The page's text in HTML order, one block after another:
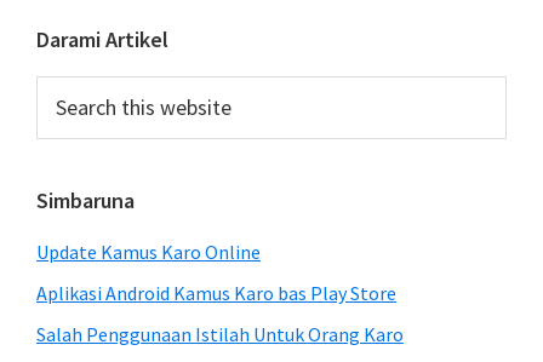
Primary
Sidebar
Darami Artikel
this
Simbaruna
Update Kamus Karo Online
Aplikasi Android Kamus Karo bas Play Store
Salah Penggunaan Istilah Untuk Orang Karo